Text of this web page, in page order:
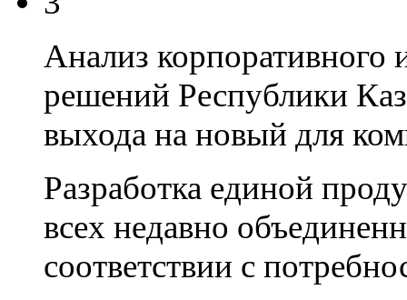
Анализ корпоративного
решений Республики
выхода на новый для
Разработка единой
всех недавно
соответствии с